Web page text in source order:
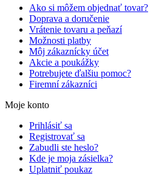
Ako si môžem objednať tovar?
Doprava a doručenie
Vrátenie tovaru a peňazí
Možnosti platby
Môj zákaznícky účet
Akcie a poukážky
Potrebujete ďalšiu pomoc?
Firemní zákazníci
Moje konto
Prihlásiť sa
Registrovať sa
Zabudli ste heslo?
Kde je moja zásielka?
Uplatniť poukaz